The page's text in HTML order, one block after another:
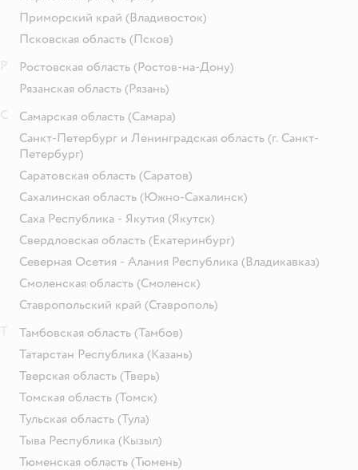
Приморский край (Владивосток)
Псковская область (Псков)
Ростовская область (Ростов-на-Дону)
Рязанская область (Рязань)
Самарская область (Самара)
Санкт-Петербург и Ленинградская область (г. Санкт-
Петербург)
Саратовская область (Саратов)
Сахалинская область (Южно-Сахалинск)
Саха Республика - Якутия (Якутск)
Свердловская область (Екатеринбург)
Северная Осетия - Алания Республика (Владикавказ)
Смоленская область (Смоленск)
Ставропольский край (Ставрополь)
Тамбовская область (Тамбов)
Татарстан Республика (Казань)
Тверская область (Тверь)
Томская область (Томск)
Тульская область (Тула)
Тыва Республика (Кызыл)
Тюменская область (Тюмень)